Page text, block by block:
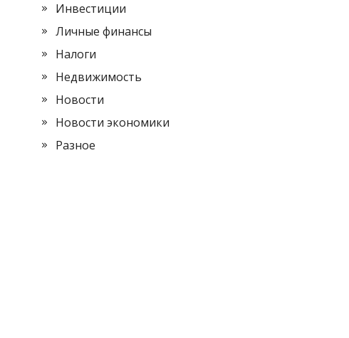
Инвестиции
Личные финансы
Налоги
Недвижимость
Новости
Новости экономики
Разное